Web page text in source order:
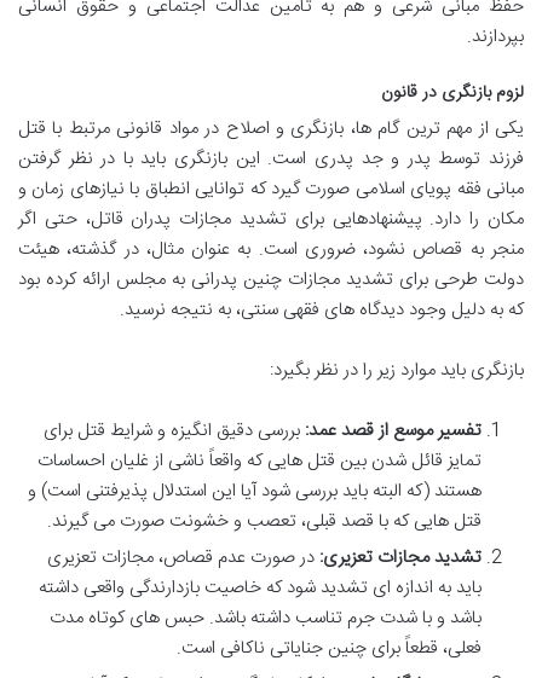
حفظ مبانی شرعی و هم به تأمین عدالت اجتماعی و حقوق انسانی
بپردازند.
لزوم بازنگری در قانون
یکی از مهم ترین گام ها، بازنگری و اصلاح در مواد قانونی مرتبط با قتل
فرزند توسط پدر و جد پدری است. این بازنگری باید با در نظر گرفتن
مبانی فقه پویای اسلامی صورت گیرد که توانایی انطباق با نیازهای زمان و
مکان را دارد. پیشنهادهایی برای تشدید مجازات پدران قاتل، حتی اگر
منجر به قصاص نشود، ضروری است. به عنوان مثال، در گذشته، هیئت
دولت طرحی برای تشدید مجازات چنین پدرانی به مجلس ارائه کرده بود
که به دلیل وجود دیدگاه های فقهی سنتی، به نتیجه نرسید.
بازنگری باید موارد زیر را در نظر بگیرد:
تفسیر موسع از قصد عمد: بررسی دقیق انگیزه و شرایط قتل برای
تمایز قائل شدن بین قتل هایی که واقعاً ناشی از غلیان احساسات
هستند (که البته باید بررسی شود آیا این استدلال پذیرفتنی است) و
قتل هایی که با قصد قبلی، تعصب و خشونت صورت می گیرند.
تشدید مجازات تعزیری: در صورت عدم قصاص، مجازات تعزیری
باید به اندازه ای تشدید شود که خاصیت بازدارندگی واقعی داشته
باشد و با شدت جرم تناسب داشته باشد. حبس های کوتاه مدت
فعلی، قطعاً برای چنین جنایاتی ناکافی است.